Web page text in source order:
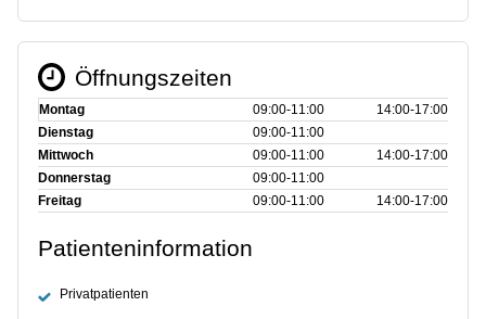
Öffnungszeiten
Montag 09:00‑11:00
14:00‑17:00
Dienstag
09:00‑11:00
Mittwoch
09:00‑11:00
14:00‑17:00
Donnerstag
09:00‑11:00
Freitag
09:00‑11:00 14:00‑17:00
Patienteninformation
Privatpatienten